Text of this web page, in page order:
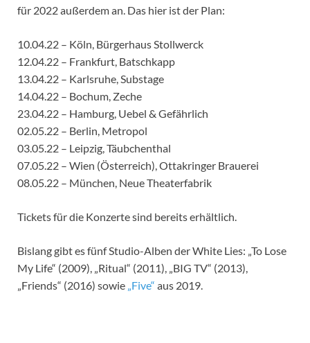
für 2022 außerdem an. Das hier ist der Plan:
10.04.22 – Köln, Bürgerhaus Stollwerck
12.04.22 – Frankfurt, Batschkapp
13.04.22 – Karlsruhe, Substage
14.04.22 – Bochum, Zeche
23.04.22 – Hamburg, Uebel & Gefährlich
02.05.22 – Berlin, Metropol
03.05.22 – Leipzig, Täubchenthal
07.05.22 – Wien (Österreich), Ottakringer Brauerei
08.05.22 – München, Neue Theaterfabrik
Tickets für die Konzerte sind bereits erhältlich.
Bislang gibt es fünf Studio-Alben der White Lies: „To Lose
My Life“ (2009), „Ritual“ (2011), „BIG TV“ (2013),
„Friends“ (2016) sowie „Five“ aus 2019.